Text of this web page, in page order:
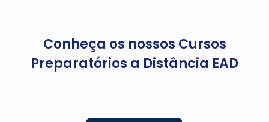
Conheça os nossos Cursos
Preparatórios a Distância EAD